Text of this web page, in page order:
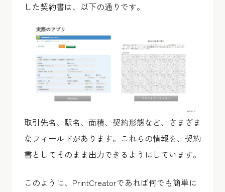
した契約書は、以下の通りです。
取引先名、駅名、面積、契約形態など、さまざま
なフィールドがあります。これらの情報を、契約
書としてそのまま出力できるようにしています。
このように、PrintCreatorであれば何でも簡単に